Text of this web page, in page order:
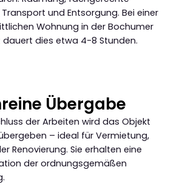
und Entsorgung. Bei einer
Wohnung in der Bochumer
dies etwa 4-8 Stunden.
Übergabe
der Arbeiten wird das Objekt
– ideal für Vermietung,
Renovierung. Sie erhalten eine
der ordnungsgemäßen